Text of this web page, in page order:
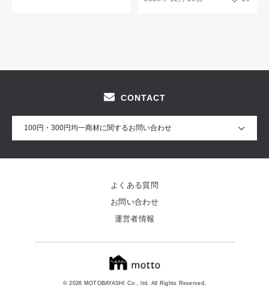
CONTACT
100円・300円均一商材に関するお問い合わせ
© 2026 MOTOBAYASHI Co., ltd. All Rights Reserved.
よくある質問
お問い合わせ
運営者情報